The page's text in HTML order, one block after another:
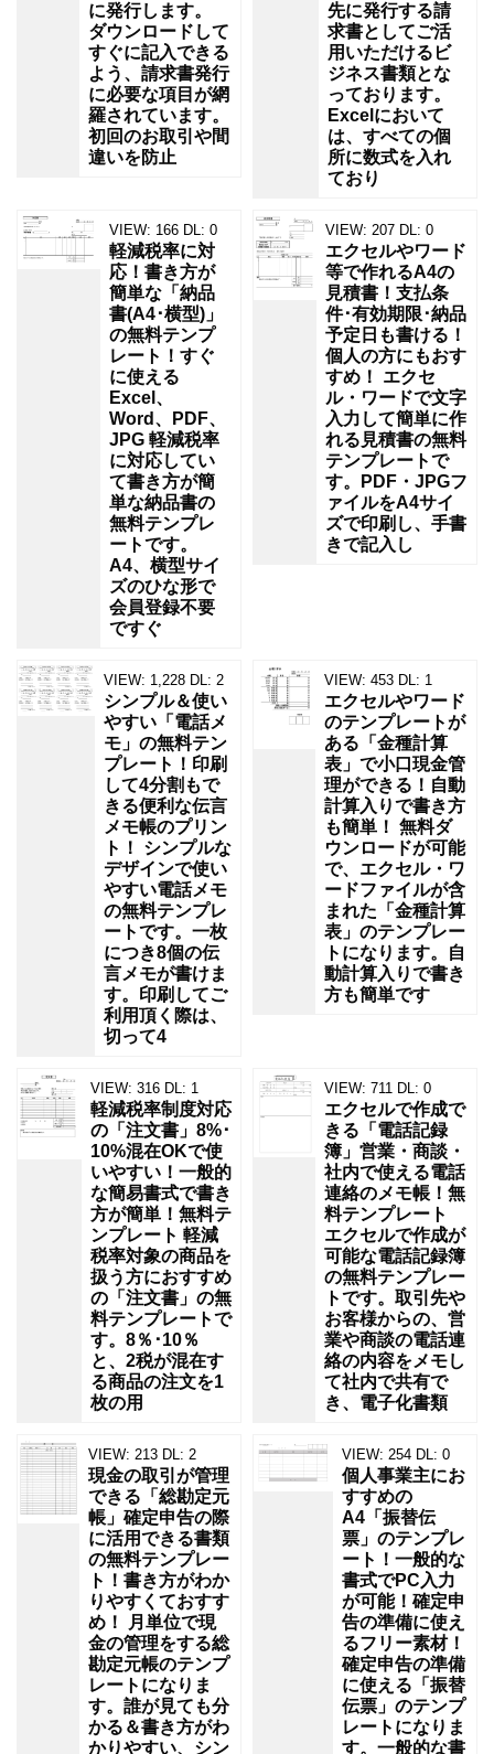
に発行します。
ダウンロードして
すぐに記入できる
よう、請求書発行
に必要な項目が網
羅されています。
初回のお取引や間
違いを防止
先に発行する請
求書としてご活
用いただけるビ
ジネス書類とな
っております。
Excelにおいて
は、すべての個
所に数式を入れ
ており
VIEW: 166 DL: 0
軽減税率に対
応！書き方が
簡単な「納品
書(A4･横型)」
の無料テンプ
レート！すぐ
に使える
Excel、
Word、PDF、
JPG 軽減税率
に対応してい
て書き方が簡
単な納品書の
無料テンプレ
ートです。
A4、横型サイ
ズのひな形で
会員登録不要
ですぐ
VIEW: 207 DL: 0
エクセルやワード
等で作れるA4の
見積書！支払条
件･有効期限･納品
予定日も書ける！
個人の方にもおす
すめ！ エクセ
ル・ワードで文字
入力して簡単に作
れる見積書の無料
テンプレートで
す。PDF・JPGフ
ァイルをA4サイ
ズで印刷し、手書
きで記入し
VIEW: 1,228 DL: 2
シンプル＆使い
やすい「電話メ
モ」の無料テン
プレート！印刷
して4分割もで
きる便利な伝言
メモ帳のプリン
ト！ シンプルな
デザインで使い
やすい電話メモ
の無料テンプレ
ートです。一枚
につき8個の伝
言メモが書けま
す。印刷してご
利用頂く際は、
切って4
VIEW: 453 DL: 1
エクセルやワード
のテンプレートが
ある「金種計算
表」で小口現金管
理ができる！自動
計算入りで書き方
も簡単！ 無料ダ
ウンロードが可能
で、エクセル・ワ
ードファイルが含
まれた「金種計算
表」のテンプレー
トになります。自
動計算入りで書き
方も簡単です
VIEW: 316 DL: 1
軽減税率制度対応
の「注文書」8%･
10%混在OKで使
いやすい！一般的
な簡易書式で書き
方が簡単！無料テ
ンプレート 軽減
税率対象の商品を
扱う方におすすめ
の「注文書」の無
料テンプレートで
す。8％･10％
と、2税が混在す
る商品の注文を1
枚の用
VIEW: 711 DL: 0
エクセルで作成で
きる「電話記録
簿」営業・商談・
社内で使える電話
連絡のメモ帳！無
料テンプレート
エクセルで作成が
可能な電話記録簿
の無料テンプレー
トです。取引先や
お客様からの、営
業や商談の電話連
絡の内容をメモし
て社内で共有で
き、電子化書類
VIEW: 213 DL: 2
現金の取引が管理
できる「総勘定元
帳」確定申告の際
に活用できる書類
の無料テンプレー
ト！書き方がわか
りやすくておすす
め！ 月単位で現
金の管理をする総
勘定元帳のテンプ
レートになりま
す。誰が見ても分
かる＆書き方がわ
かりやすい、シン
VIEW: 254 DL: 0
個人事業主にお
すすめの
A4「振替伝
票」のテンプレ
ート！一般的な
書式でPC入力
が可能！確定申
告の準備に使え
るフリー素材！
確定申告の準備
に使える「振替
伝票」のテンプ
レートになりま
す。一般的な書